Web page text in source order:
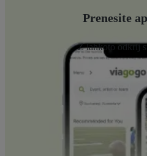
Prenesite
Z lahkoto odkrij